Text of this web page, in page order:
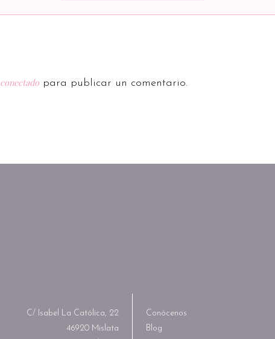
conectadopara publicar un comentario.
C/ Isabel La Católica, 22
46920 Mislata
Conócenos
Blog